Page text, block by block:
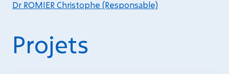
Dr ROMIER Christophe (Responsable)
Projets